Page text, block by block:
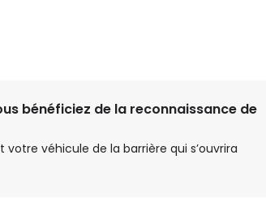
bénéficiez de la reconnaissance de
véhicule de la barrière qui s’ouvrira